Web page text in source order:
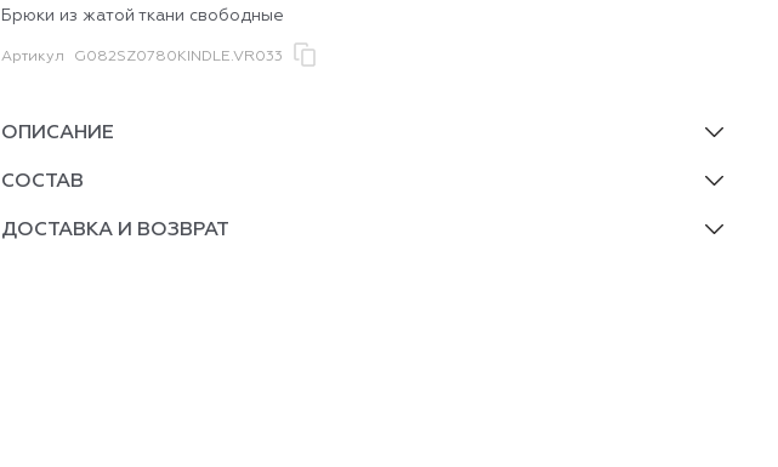
Брюки из жатой ткани свободные
Артикул G082SZ0780KINDLE.VR033
ОПИСАНИЕ
СОСТАВ
ДОСТАВКА И ВОЗВРАТ